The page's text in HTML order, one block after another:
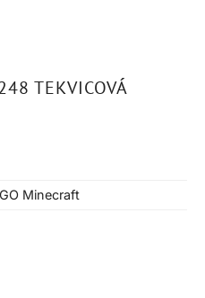
TEKVICOVÁ
Minecraft